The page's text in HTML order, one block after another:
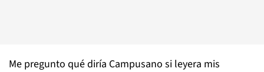
Me pregunto qué diría Campusano si leyera mis